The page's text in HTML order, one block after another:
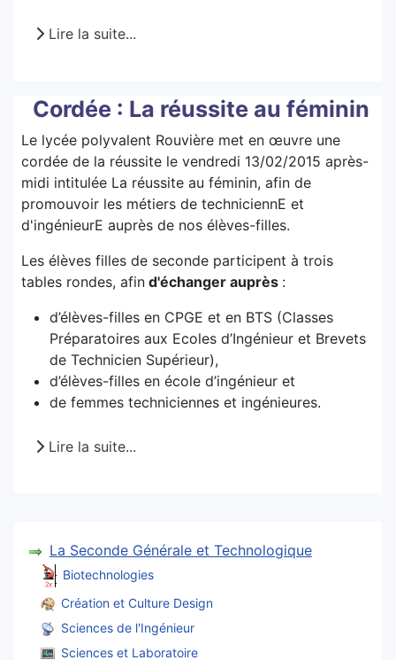
Lire la suite...
Cordée : La réussite au féminin
Le lycée polyvalent Rouvière met en œuvre une
cordée de la réussite le vendredi 13/02/2015 après-
midi intitulée La réussite au féminin, afin de
promouvoir les métiers de techniciennE et
d'ingénieurE auprès de nos élèves-filles.
Les élèves filles de seconde participent à trois
tables rondes, afin d'échanger auprès :
d’élèves-filles en CPGE et en BTS (Classes
Préparatoires aux Ecoles d’Ingénieur et Brevets
de Technicien Supérieur),
d’élèves-filles en école d’ingénieur et
de femmes techniciennes et ingénieures.
Lire la suite...
La Seconde Générale et Technologique
Biotechnologies
Création et Culture Design
Sciences de l'Ingénieur
Sciences et Laboratoire